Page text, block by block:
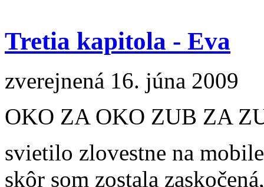
Tretia kapitola - Eva
zverejnená 16. júna 2009
OKO ZA OKO ZUB ZA
svietilo zlovestne na
skôr som zostala